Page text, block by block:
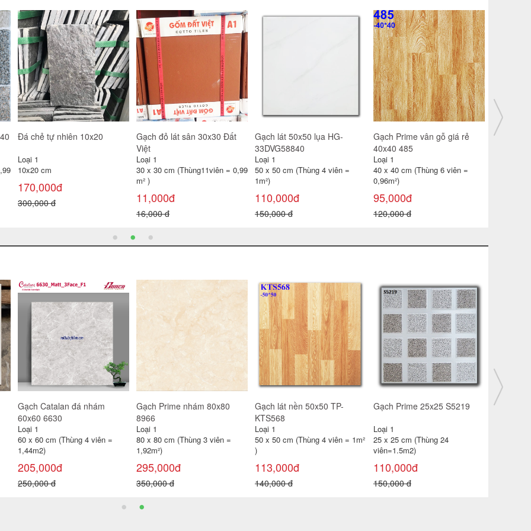
Gạch đỏ lát sân 30x30 Gốm
Loại 1
30 x 30 cm (Thùng11viên = 0,99
11,000đ
Gạch lát sân Prime 40x40
SV4244
Loại 1
40 x 40 cm (Thùng 6 viên =
0,96 m² )
100,000đ
120,000 đ
Gạch lát 30x30 CP-HA309
Loại 1
30 x 30 cm (Thùng 11 viên =
0,99m²)
185,000đ
220,000 đ
Gạch catalan 60x60 6119
Loại 1
60 x 60 cm (Thùng 4 viên =
1,44m2)
115,000đ
180,000 đ
Gạch đỏ
Gạch Catalan men bóng
60x60 7110
Loại 1
60 x 60 cm (Thùng 4 viên =
1,44m2)
130,000đ
160,000 đ
Gạch bóng kính Catalan
60x60 6957
Loại 1
60 x 60 cm (Thùng 4 viên =
1,44m2)
190,000đ
300,000 đ
Gạch Catalan đá nhám
60x60 6630
Loại 1
60 x 60 cm (Thùng 4 viên =
1,44m2)
205,000đ
250,000 đ
Gạch Prime nhám 80x80
Loại 1
80 x 80 cm (Thùng 3 viên =
1,92m²)
295,000đ
350,000 đ
Gạch lát